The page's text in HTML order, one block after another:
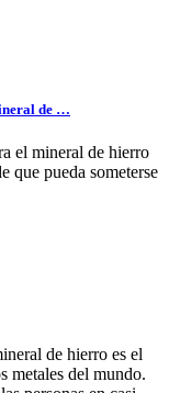
de …
el mineral de hierro
que pueda someterse
de hierro es el
metales del mundo.